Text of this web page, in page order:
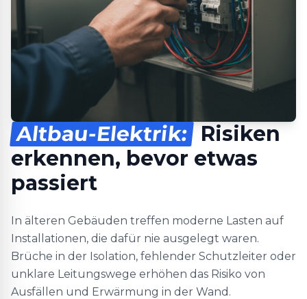
Altbau-Elektrik: Risiken
erkennen, bevor etwas
passiert
In älteren Gebäuden treffen moderne Lasten auf
Installationen, die dafür nie ausgelegt waren.
Brüche in der Isolation, fehlender Schutzleiter oder
unklare Leitungswege erhöhen das Risiko von
Ausfällen und Erwärmung in der Wand.